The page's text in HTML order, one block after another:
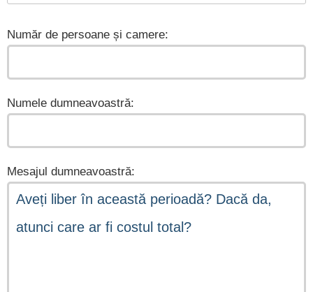
Număr de persoane și camere:
Numele dumneavoastră:
Mesajul dumneavoastră: